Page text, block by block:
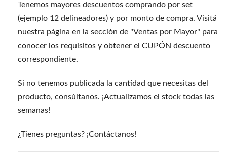
Tenemos mayores descuentos comprando por set
(ejemplo 12 delineadores) y por monto de compra. Visitá
nuestra página en la sección de "Ventas por Mayor" para
conocer los requisitos y obtener el CUPÓN descuento
correspondiente.
Si no tenemos publicada la cantidad que necesitas del
producto, consúltanos. ¡Actualizamos el stock todas las
semanas!
¿Tienes preguntas? ¡Contáctanos!